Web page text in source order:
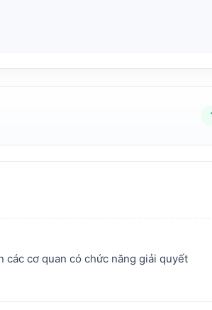
các cơ quan có chức năng giải quyết